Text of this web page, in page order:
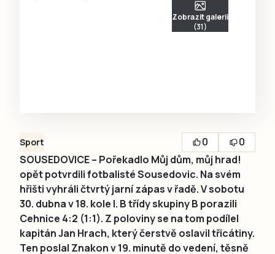
Zobrazit galerii
(31)
Sport 0
0
SOUSEDOVICE – Pořekadlo Můj dům, můj hrad!
opět potvrdili fotbalisté Sousedovic. Na svém
hřišti vyhráli čtvrtý jarní zápas v řadě. V sobotu
30. dubna v 18. kole I. B třídy skupiny B porazili
Cehnice 4:2 (1:1). Z poloviny se na tom podílel
kapitán Jan Hrach, který čerstvě oslavil třicátiny.
Ten poslal Znakon v 19. minutě do vedení, těsně